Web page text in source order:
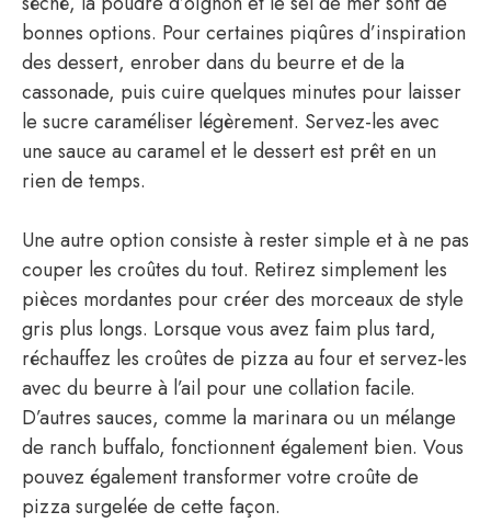
bonnes options. Pour certaines piqûres d’inspiration
des dessert, enrober dans du beurre et de la
cassonade, puis cuire quelques minutes pour laisser
le sucre caraméliser légèrement. Servez-les avec
une sauce au caramel et le dessert est prêt en un
rien de temps.
Une autre option consiste à rester simple et à ne pas
couper les croûtes du tout. Retirez simplement les
pièces mordantes pour créer des morceaux de style
gris plus longs. Lorsque vous avez faim plus tard,
réchauffez les croûtes de pizza au four et servez-les
avec du beurre à l’ail pour une collation facile.
D’autres sauces, comme la marinara ou un mélange
de ranch buffalo, fonctionnent également bien. Vous
pouvez également transformer votre croûte de
pizza surgelée de cette façon.